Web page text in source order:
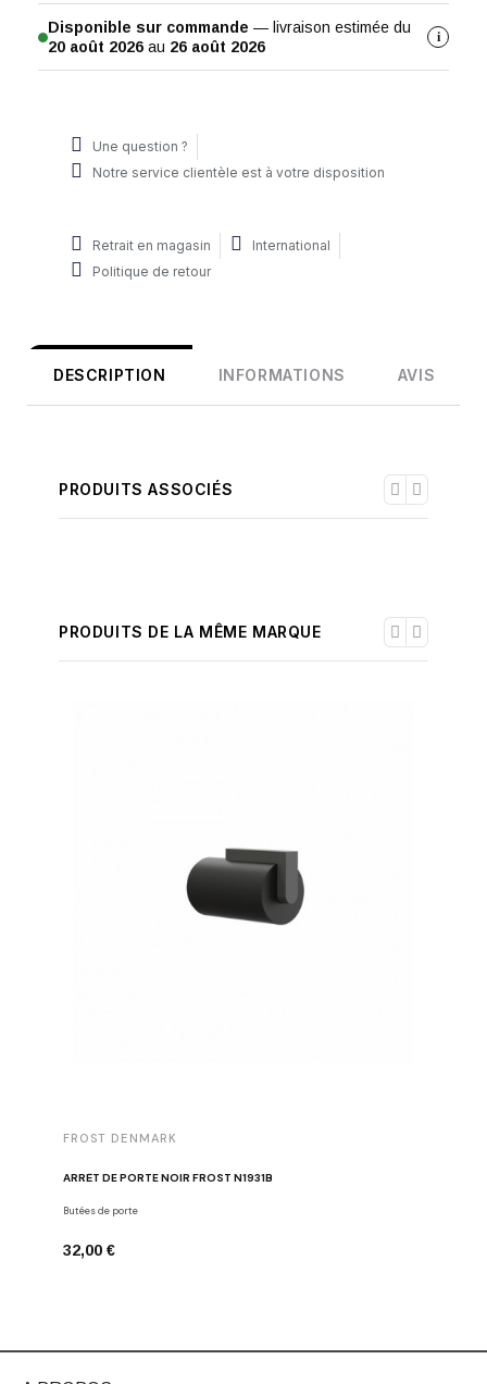
Disponible sur commande — livraison estimée du
20 août 2026 au 26 août 2026
i
Une question ?
Notre service clientèle est à votre disposition
Retrait en magasin
International
Politique de retour
DESCRIPTION INFORMATIONS AVIS
PRODUITS ASSOCIÉS
PRODUITS DE LA MÊME MARQUE
FROST DENMARK
ARRÊT DE PORTE NOIR FROST N1931B
Butées de porte
32,00 €